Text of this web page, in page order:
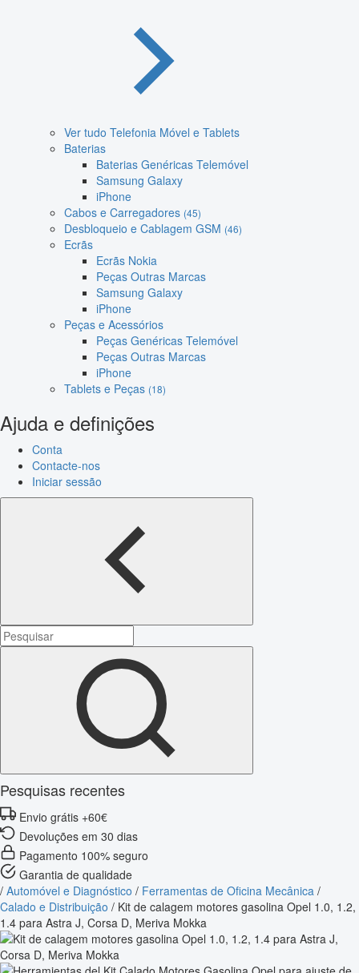
Ver tudo Telefonia Móvel e Tablets
Baterias
Baterias Genéricas Telemóvel
Samsung Galaxy
iPhone
Cabos e Carregadores (45)
Desbloqueio e Cablagem GSM (46)
Ecrãs
Ecrãs Nokia
Peças Outras Marcas
Samsung Galaxy
iPhone
Peças e Acessórios
Peças Genéricas Telemóvel
Peças Outras Marcas
iPhone
Tablets e Peças (18)
Ajuda e definições
Conta
Contacte-nos
Iniciar sessão
Pesquisas recentes
Envio grátis +60€
Devoluções em 30 dias
Pagamento 100% seguro
Garantia de qualidade
/ Automóvel e Diagnóstico / Ferramentas de Oficina Mecânica /
Calado e Distribuição / Kit de calagem motores gasolina Opel 1.0, 1.2,
1.4 para Astra J, Corsa D, Meriva Mokka